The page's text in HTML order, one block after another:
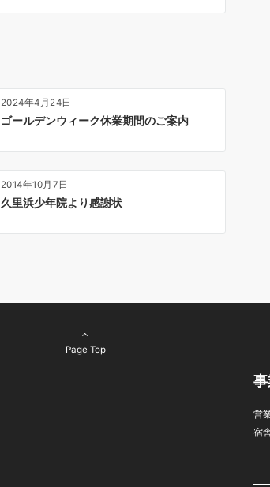
2024年4月24日
ゴールデンウィーク休業期間のご案内
2014年10月7日
久里浜少年院より感謝状
Page Top
営
宿